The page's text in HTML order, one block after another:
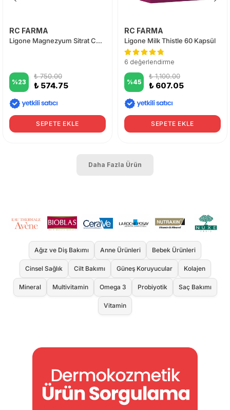
RC FARMA
Ligone Magnezyum Sitrat Complex 60 Tablet
%23
₺ 750.00
₺ 574.75
SEPETE EKLE
RC FARMA
Ligone Milk Thistle 60 Kapsül
6 değerlendirme
%45
₺ 1,100.00
₺ 607.05
SEPETE EKLE
Daha Fazla Ürün
Ağız ve Diş Bakımı Anne Ürünleri Bebek Ürünleri
Cinsel Sağlık Cilt Bakımı Güneş Koruyucular Kolajen
Mineral Multivitamin Omega 3 Probiyotik Saç Bakımı
Vitamin